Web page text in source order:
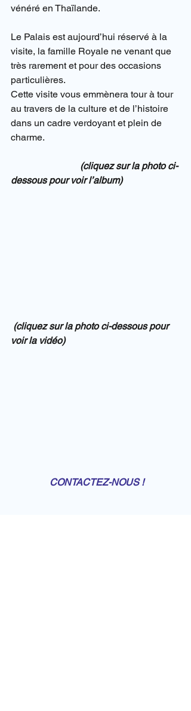
vénéré en Thaïlande.
Le Palais est aujourd’hui réservé à la
visite, la famille Royale ne venant que
très rarement et pour des occasions
particulières.
Cette visite vous emmènera tour à tour
au travers de la culture et de l’histoire
dans un cadre verdoyant et plein de
charme.
dessous pour voir l’album)
(cliquez sur la photo ci-dessous pour
voir la vidéo)
CONTACTEZ-NOUS !